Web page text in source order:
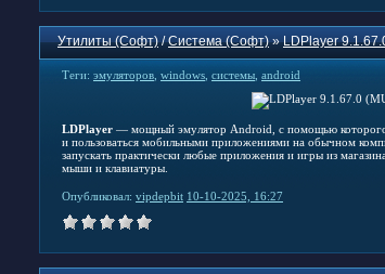
Утилиты (Софт)/Система (Софт)»LDPlayer
Теги: эмуляторов windows системы android
LDPlayer — мощный эмулятор Android, с помощью
и пользоваться мобильными приложениями на обычном
запускать практически любые приложения и игры из
мыши и клавиатуры.
Опубликовал: vipdepbit 10-10-2025, 16:27